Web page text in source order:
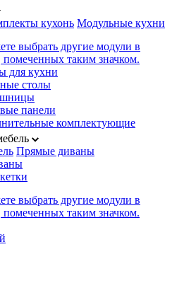
кухонь Модульные кухни
выбрать другие модули в
помеченных таким значком.
для кухни
столы
панели
комплектующие
Прямые диваны
выбрать другие модули в
помеченных таким значком.